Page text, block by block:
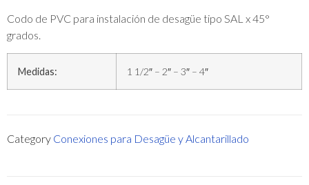
Codo de PVC para instalación de desagüe tipo SAL x 45°
grados.
Medidas: 1 1/2″ – 2″ – 3″ – 4″
Category Conexiones para Desagüe y Alcantarillado